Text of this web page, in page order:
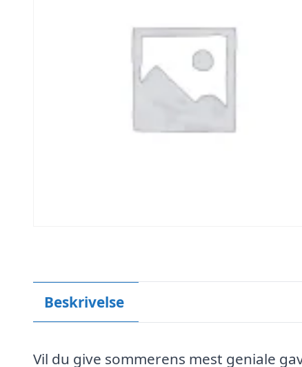
Beskrivelse
Vil du give sommerens mest geniale